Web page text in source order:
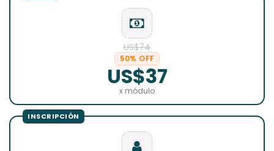
US$74
50% OFF
US$37
x módulo